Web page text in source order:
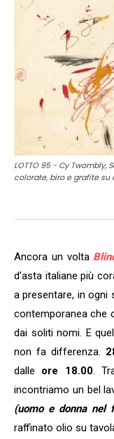
LOTTO 95 - Cy Twombly,
colorate, biro e grafite su
Ancora un volta
d’asta italiane più
a presentare, in ogni
contemporanea che
dai soliti nomi. E
non fa differenza.
dalle ore 18.00.
incontriamo un bel
(uomo e donna nel
raffinato olio su